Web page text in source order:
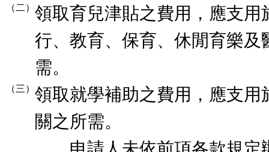
（二） 領取育兒津貼之費用，應支用
行、教育、保育、休閒育樂及
需。
（三） 領取就學補助之費用，應支用
關之所需。